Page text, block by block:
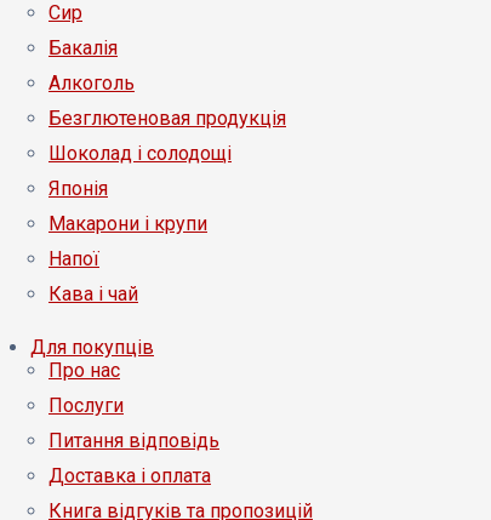
Сир
Бакалія
Алкоголь
Безглютеновая продукція
Шоколад і солодощі
Японія
Макарони і крупи
Напої
Кава і чай
Для покупців
Про нас
Послуги
Питання відповідь
Доставка і оплата
Книга відгуків та пропозицій